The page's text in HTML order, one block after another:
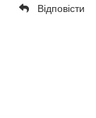
Відповісти